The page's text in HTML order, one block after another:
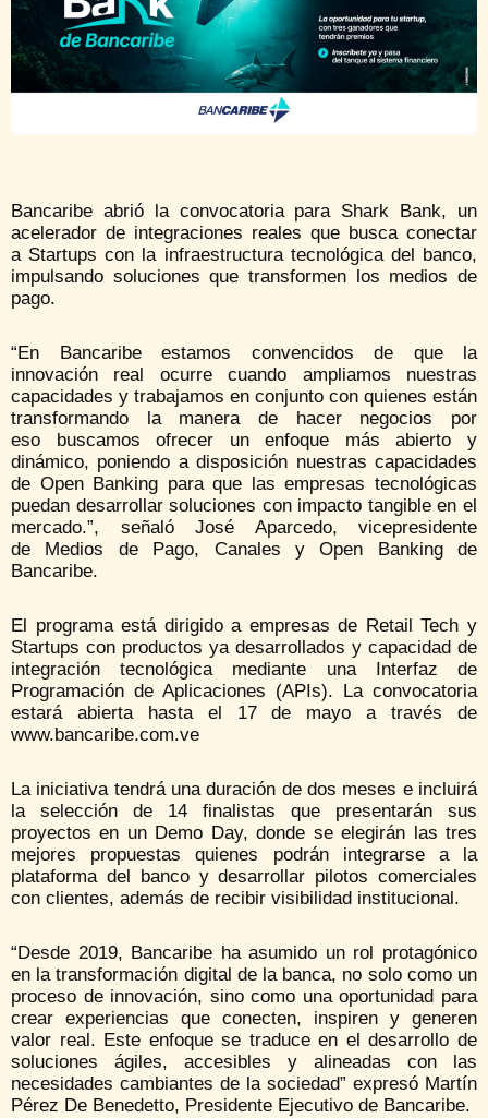
Bancaribe abrió la convocatoria para Shark Bank, un
acelerador de integraciones reales que busca conectar
a Startups con la infraestructura tecnológica del banco,
impulsando soluciones que transformen los medios de
pago.
“En Bancaribe estamos convencidos de que la
innovación real ocurre cuando ampliamos nuestras
capacidades y trabajamos en conjunto con quienes están
transformando la manera de hacer negocios por
eso buscamos ofrecer un enfoque más abierto y
dinámico, poniendo a disposición nuestras capacidades
de Open Banking para que las empresas tecnológicas
puedan desarrollar soluciones con impacto tangible en el
mercado.”, señaló José Aparcedo, vicepresidente
de Medios de Pago, Canales y Open Banking de
Bancaribe.
El programa está dirigido a empresas de Retail Tech y
Startups con productos ya desarrollados y capacidad de
integración tecnológica mediante una Interfaz de
Programación de Aplicaciones (APIs). La convocatoria
estará abierta hasta el 17 de mayo a través de
www.bancaribe.com.ve
La iniciativa tendrá una duración de dos meses e incluirá
la selección de 14 finalistas que presentarán sus
proyectos en un Demo Day, donde se elegirán las tres
mejores propuestas quienes podrán integrarse a la
plataforma del banco y desarrollar pilotos comerciales
con clientes, además de recibir visibilidad institucional.
“Desde 2019, Bancaribe ha asumido un rol protagónico
en la transformación digital de la banca, no solo como un
proceso de innovación, sino como una oportunidad para
crear experiencias que conecten, inspiren y generen
valor real. Este enfoque se traduce en el desarrollo de
soluciones ágiles, accesibles y alineadas con las
necesidades cambiantes de la sociedad” expresó Martín
Pérez De Benedetto, Presidente Ejecutivo de Bancaribe.